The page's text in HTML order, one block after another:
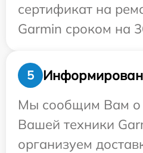
сертификат на
Garmin сроком на
5
Мы сообщим Вам о
Вашей техники
организуем